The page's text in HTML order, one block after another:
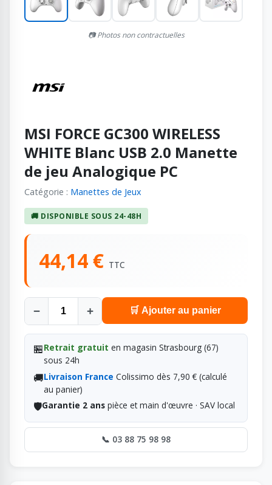
📷 Photos non contractuelles
MSI FORCE GC300 WIRELESS
WHITE Blanc USB 2.0 Manette
de jeu Analogique PC
Catégorie : Manettes de Jeux
🚚 DISPONIBLE SOUS 24-48H
44,14 € TTC
− + 🛒 Ajouter au panier
🏪Retrait gratuit en magasin Strasbourg (67)
sous 24h
🚚Livraison France Colissimo dès 7,90 € (calculé
au panier)
🛡️Garantie 2 anspièce et main d'œuvre · SAV local
📞 03 88 75 98 98